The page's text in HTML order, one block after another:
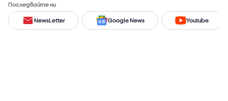
Последвайте ни
NewsLetter Google News Youtube